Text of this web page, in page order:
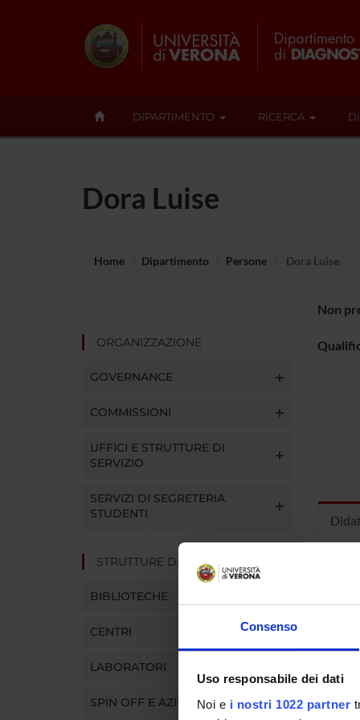
Consenso
Uso responsabile dei dati
Noi e i nostri 1022 partner
DIPARTIMENTO RICERCA
Dora Luise
Home Dipartimento Persone Dora Luise
ORGANIZZAZIONE
GOVERNANCE
COMMISSIONI
UFFICI E STRUTTURE DI
SERVIZIO
SERVIZI DI SEGRETERIA
STUDENTI
STRUTTURE DEL DIPARTIMENTO
BIBLIOTECHE
CENTRI
LABORATORI
SPIN OFF E AZIENDE
Non